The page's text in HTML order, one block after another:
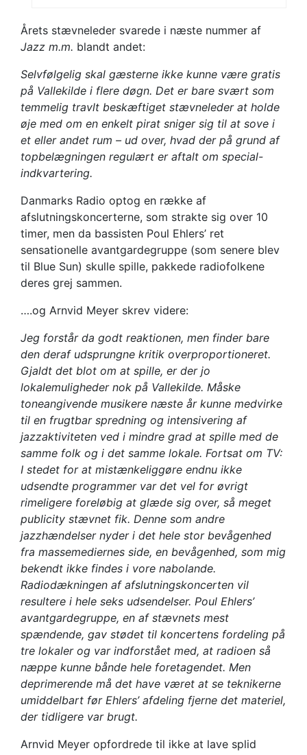
Årets stævneleder svarede i næste nummer af
Jazz m.m. blandt andet:
Selvfølgelig skal gæsterne ikke kunne være gratis
på Vallekilde i flere døgn. Det er bare svært som
temmelig travlt beskæftiget stævneleder at holde
øje med om en enkelt pirat sniger sig til at sove i
et eller andet rum – ud over, hvad der på grund af
topbelægningen regulært er aftalt om special-
indkvartering.
Danmarks Radio optog en række af
afslutningskoncerterne, som strakte sig over 10
timer, men da bassisten Poul Ehlers’ ret
sensationelle avantgardegruppe (som senere blev
til Blue Sun) skulle spille, pakkede radiofolkene
deres grej sammen.
….og Arnvid Meyer skrev videre:
Jeg forstår da godt reaktionen, men finder bare
den deraf udsprungne kritik overproportioneret.
Gjaldt det blot om at spille, er der jo
lokalemuligheder nok på Vallekilde. Måske
toneangivende musikere næste år kunne medvirke
til en frugtbar spredning og intensivering af
jazzaktiviteten ved i mindre grad at spille med de
samme folk og i det samme lokale. Fortsat om TV:
I stedet for at mistænkeliggøre endnu ikke
udsendte programmer var det vel for øvrigt
rimeligere foreløbig at glæde sig over, så meget
publicity stævnet fik. Denne som andre
jazzhændelser nyder i det hele stor bevågenhed
fra massemediernes side, en bevågenhed, som mig
bekendt ikke findes i vore nabolande.
Radiodækningen af afslutningskoncerten vil
resultere i hele seks udsendelser. Poul Ehlers’
avantgardegruppe, en af stævnets mest
spændende, gav stødet til koncertens fordeling på
tre lokaler og var indforstået med, at radioen så
næppe kunne bånde hele foretagendet. Men
deprimerende må det have været at se teknikerne
umiddelbart før Ehlers’ afdeling fjerne det materiel,
der tidligere var brugt.
Arnvid Meyer opfordrede til ikke at lave splid